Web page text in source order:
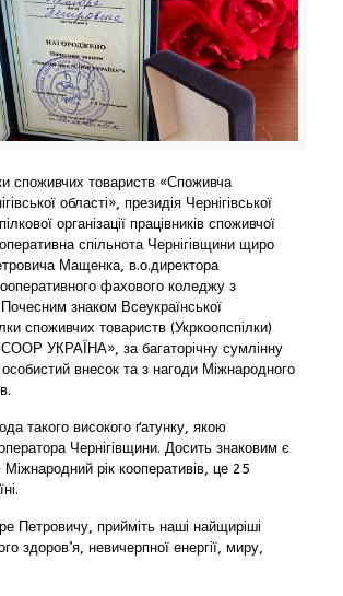
споживчих товариств «Споживча
області», президія Чернігівської
організації працівників споживчої
спільнота Чернігівщини щиро
Мащенка, в.о.директора
фахового коледжу з
знаком Всеукраїнської
споживчих товариств (Укркоопспілки)
УКРАЇНА», за багаторічну сумлінну
внесок та з нагоди Міжнародного
такого високого ґатунку, якою
Чернігівщини. Досить знаковим є
рік кооперативів, це 25
Петровичу, прийміть наші найщиріші
здоров’я, невичерпної енергії, миру,